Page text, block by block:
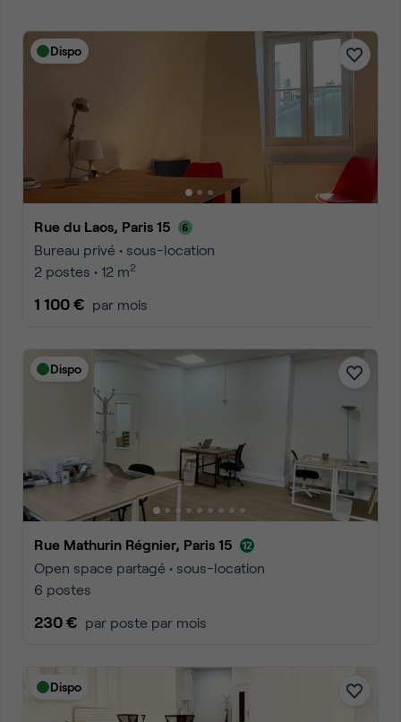
Dispo
Rue du Laos, Paris 15
Bureau privé • sous-location
2 postes • 12 m2
1 100 € par mois
Dispo
Rue Mathurin Régnier, Paris 15
Open space partagé • sous-location
6 postes
230 € par poste par mois
Dispo